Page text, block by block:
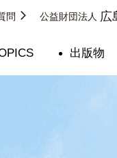
問 公益財団法人 広
出版物